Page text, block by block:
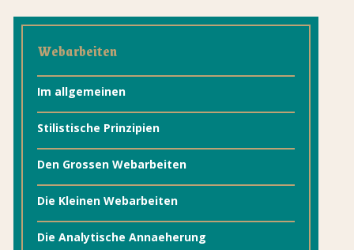
Webarbeiten
Im allgemeinen
Stilistische Prinzipien
Den Grossen Webarbeiten
Die Kleinen Webarbeiten
Die Analytische Annaeherung